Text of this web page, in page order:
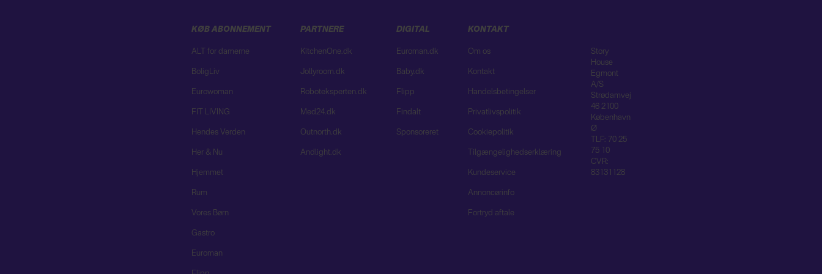
KØB ABONNEMENT
ALT for damerne
BoligLiv
Eurowoman
FIT LIVING
Hendes Verden
Her & Nu
Hjemmet
Rum
Vores Børn
Gastro
Euroman
PARTNERE
KitchenOne.dk
Jollyroom.dk
Roboteksperten.dk
Med24.dk
Outnorth.dk
Andlight.dk
DIGITAL
Euroman.dk
Baby.dk
Flipp
Findalt
Sponsoreret
KONTAKT
Om os
Kontakt
Handelsbetingelser
Privatlivspolitik
Cookiepolitik
Tilgængelighedserklæring
Kundeservice
Annoncørinfo
Fortryd aftale
Story
House
Egmont
A/S
Strødamvej
46 2100
København
Ø
TLF: 70 25
75 10
CVR:
83131128